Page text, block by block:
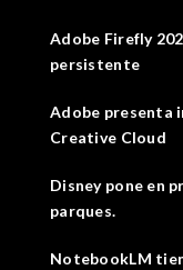
Adobe Firefly
persistente
Adobe presenta
Creative Cloud
Disney pone en
parques.
NotebookLM